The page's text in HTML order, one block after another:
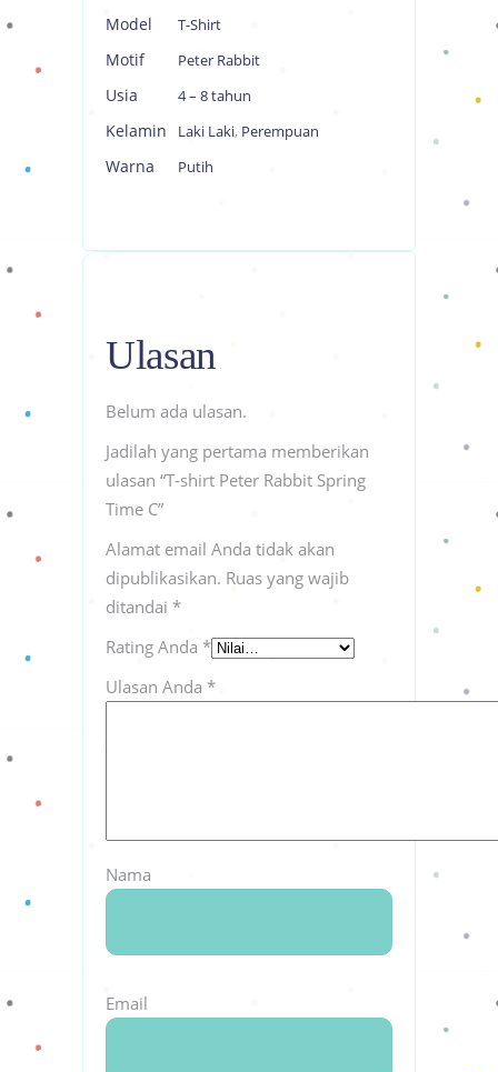
Model T-Shirt
Motif Peter Rabbit
Usia 4 – 8 tahun
Kelamin Laki Laki, Perempuan
Warna Putih
Ulasan
Belum ada ulasan.
Jadilah yang pertama memberikan
ulasan “T-shirt Peter Rabbit Spring
Time C”
Alamat email Anda tidak akan
dipublikasikan. Ruas yang wajib
ditandai *
Rating Anda *
Ulasan Anda *
Nama
Email